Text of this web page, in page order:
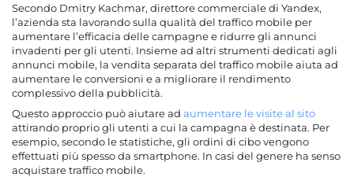
Secondo Dmitry Kachmar, direttore commerciale di Yandex,
l’azienda sta lavorando sulla qualità del traffico mobile per
aumentare l’efficacia delle campagne e ridurre gli annunci
invadenti per gli utenti. Insieme ad altri strumenti dedicati agli
annunci mobile, la vendita separata del traffico mobile aiuta ad
aumentare le conversioni e a migliorare il rendimento
complessivo della pubblicità.
Questo approccio può aiutare ad aumentare le visite al sito
attirando proprio gli utenti a cui la campagna è destinata. Per
esempio, secondo le statistiche, gli ordini di cibo vengono
effettuati più spesso da smartphone. In casi del genere ha senso
acquistare traffico mobile.